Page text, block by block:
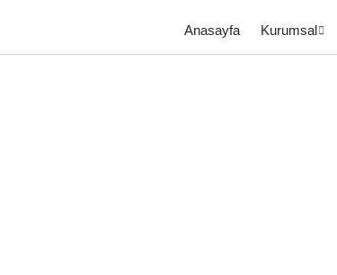
Anasayfa Kurumsal